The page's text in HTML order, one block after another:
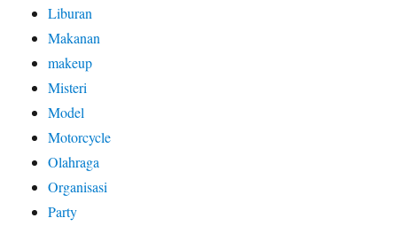
Liburan
Makanan
makeup
Misteri
Model
Motorcycle
Olahraga
Organisasi
Party